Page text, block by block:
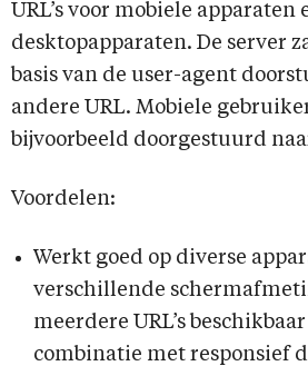
URL’s voor mobiele apparaten
desktopapparaten. De server
basis van de user-agent
andere URL. Mobiele
bijvoorbeeld doorgestuurd
Voordelen:
Werkt goed op diverse
verschillende
meerdere URL’s
combinatie met responsief